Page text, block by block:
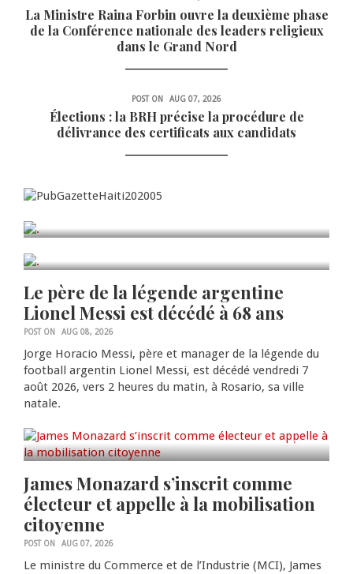
La Ministre Raina Forbin ouvre la deuxième phase
de la Conférence nationale des leaders religieux
dans le Grand Nord
POST ON AUG 07, 2026
Élections : la BRH précise la procédure de
délivrance des certificats aux candidats
Les prix des produits
pétroliers connaissent
réajustement
SPORT 0
Le père de la légende argentine
Lionel Messi est décédé à 68 ans
POST ON AUG 08, 2026
Jorge Horacio Messi, père et manager de la légende du
football argentin Lionel Messi, est décédé vendredi 7
août 2026, vers 2 heures du matin, à Rosario, sa ville
natale.
POLITIQUE 0
James Monazard s’inscrit comme
électeur et appelle à la mobilisation
citoyenne
POST ON AUG 07, 2026
Le ministre du Commerce et de l’Industrie (MCI), James